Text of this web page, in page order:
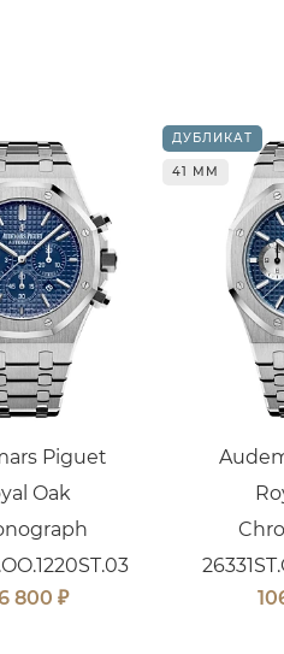
Piguet
Oak
800 ₽
ДУБЛИКАТ
41 ММ